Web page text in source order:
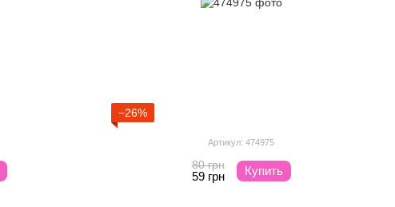
−26%
Артикул: 474975
80 грн
59 грн Купить